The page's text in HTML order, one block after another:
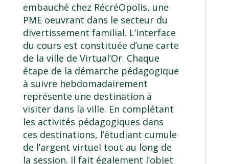
embauché chez RécréOpolis, une
PME oeuvrant dans le secteur du
divertissement familial. L’interface
du cours est constituée d’une carte
de la ville de Virtual’Or. Chaque
étape de la démarche pédagogique
à suivre hebdomadairement
représente une destination à
visiter dans la ville. En complétant
les activités pédagogiques dans
ces destinations, l’étudiant cumule
de l’argent virtuel tout au long de
la session. Il fait également l’objet